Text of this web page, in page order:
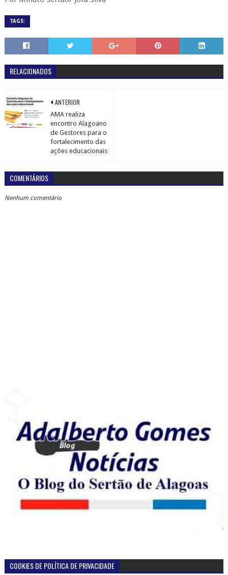
TAGS:
RELACIONADOS
ANTERIOR
AMA realiza
encontro Alagoano
de Gestores para o
fortalecimento das
ações educacionais
COMENTÁRIOS
Nenhum comentário
COOKIES DE POLÍTICA DE PRIVACIDADE